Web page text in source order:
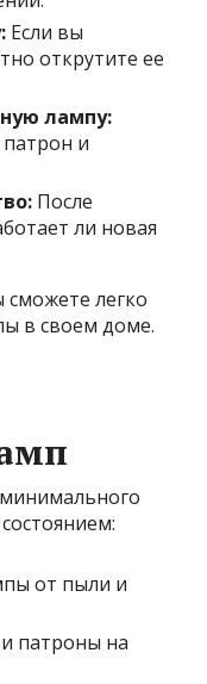
Если вы
открутите ее
лампу:
и
После
ли новая
легко
в своем доме.
от пыли и
патроны на